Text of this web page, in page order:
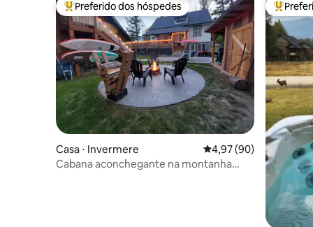
Entre os melhores preferidos dos hóspedes
Preferido dos hóspedes
Casa ⋅ Invermere 4,97 de uma avaliação
4,97 (90)
Cabana aconchegante na montanha
Entre os